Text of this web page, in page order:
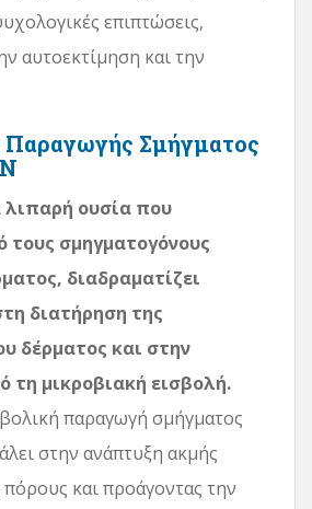
επιπτώσεις,
αυτοεκτίμηση και την
Παραγωγής Σμήγματος
λιπαρή ουσία που
τους σμηγματογόνους
διαδραματίζει
διατήρηση της
δέρματος και στην
τη μικροβιακή εισβολή.
παραγωγή σμήγματος
στην ανάπτυξη ακμής
και προάγοντας την